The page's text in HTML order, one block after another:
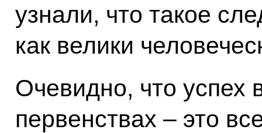
узнали, что такое
как велики
Очевидно, что успех
первенствах – это